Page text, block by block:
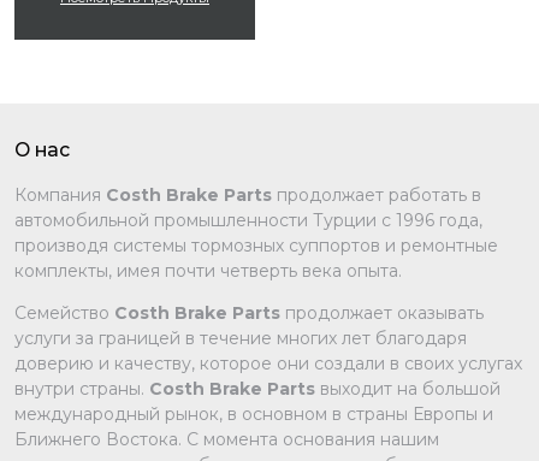
О нас
Компания Costh Brake Parts продолжает работать в
автомобильной промышленности Турции с 1996 года,
производя системы тормозных суппортов и ремонтные
комплекты, имея почти четверть века опыта.
Семейство Costh Brake Parts продолжает оказывать
услуги за границей в течение многих лет благодаря
доверию и качеству, которое они создали в своих услугах
внутри страны. Costh Brake Parts выходит на большой
международный рынок, в основном в страны Европы и
Ближнего Востока. С момента основания нашим